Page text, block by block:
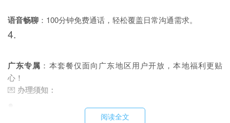
语音畅聊 ：100分钟免费通话，轻松覆盖日常沟通需求。
4.
广东专属 ：本套餐仅面向广东地区用户开放，本地福利更贴
心！
💌 办理须知：
阅读全文